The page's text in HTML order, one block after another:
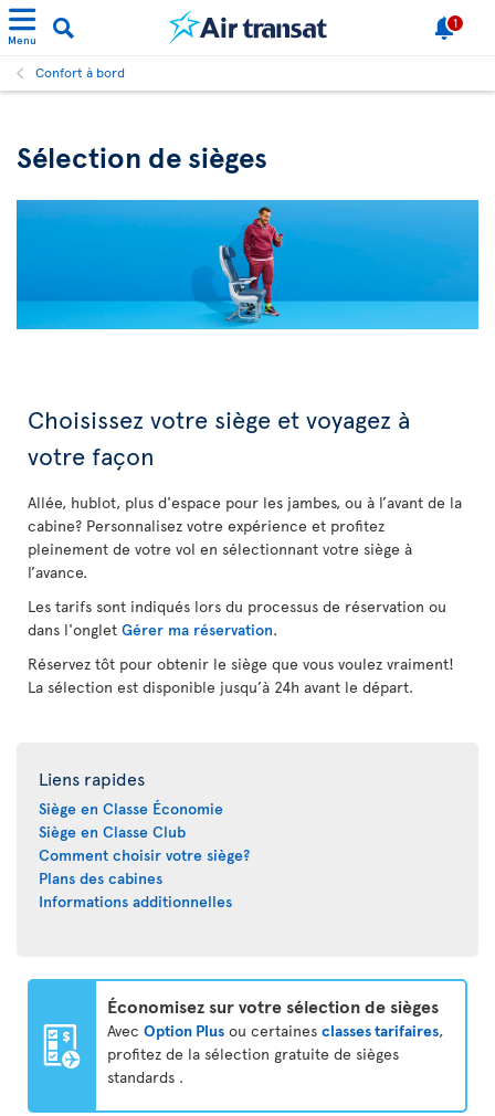
Menu
1
Confort à bord
Sélection de sièges
Choisissez votre siège et voyagez à
votre façon
Allée, hublot, plus d'espace pour les jambes, ou à l’avant de la
cabine? Personnalisez votre expérience et profitez
pleinement de votre vol en sélectionnant votre siège à
l’avance.
Les tarifs sont indiqués lors du processus de réservation ou
dans l'onglet Gérer ma réservation.
Réservez tôt pour obtenir le siège que vous voulez vraiment!
La sélection est disponible jusqu’à 24h avant le départ.
Liens rapides
Siège en Classe Économie
Siège en Classe Club
Comment choisir votre siège?
Plans des cabines
Informations additionnelles
Économisez sur votre sélection de sièges
Avec Option Plus ou certaines classes tarifaires,
profitez de la sélection gratuite de sièges
standards .